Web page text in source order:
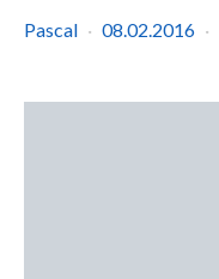
Pascal 08.02.2016